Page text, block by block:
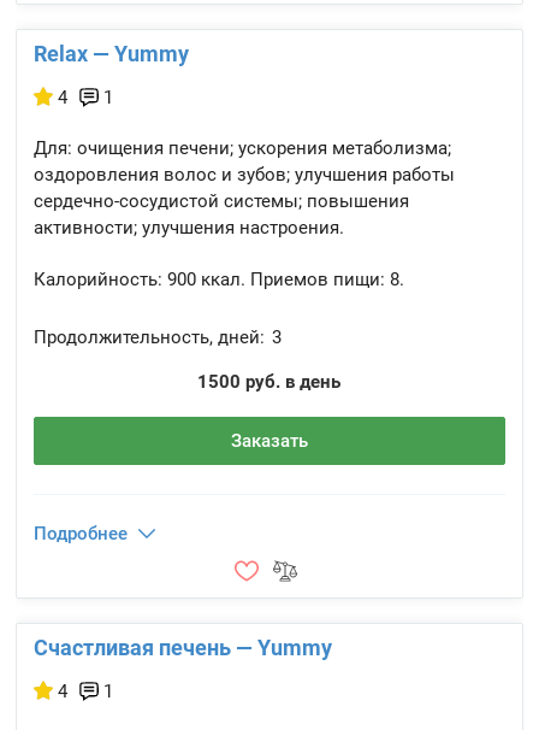
Relax — Yummy
4 1
Для: очищения печени; ускорения метаболизма;
оздоровления волос и зубов; улучшения работы
сердечно-сосудистой системы; повышения
активности; улучшения настроения.
Калорийность: 900 ккал. Приемов пищи: 8.
Продолжительность, дней: 3
1500 руб. в день
Заказать
Подробнее
Счастливая печень — Yummy
4 1